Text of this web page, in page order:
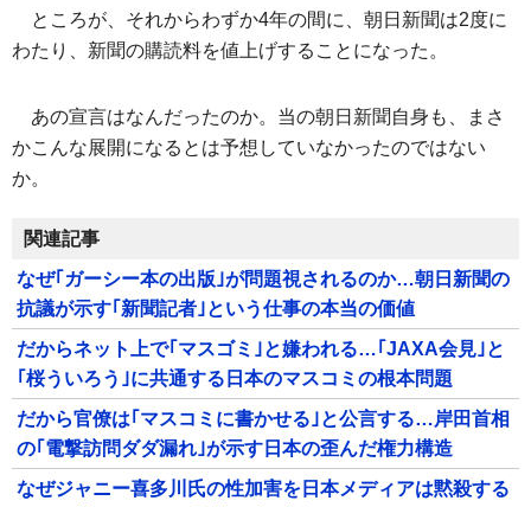
ところが、それからわずか4年の間に、朝日新聞は2度に
わたり、新聞の購読料を値上げすることになった。
あの宣言はなんだったのか。当の朝日新聞自身も、まさ
かこんな展開になるとは予想していなかったのではない
か。
関連記事
なぜ｢ガーシー本の出版｣が問題視されるのか…朝日新聞の
抗議が示す｢新聞記者｣という仕事の本当の価値
だからネット上で｢マスゴミ｣と嫌われる…｢JAXA会見｣と
｢桜ういろう｣に共通する日本のマスコミの根本問題
だから官僚は｢マスコミに書かせる｣と公言する…岸田首相
の｢電撃訪問ダダ漏れ｣が示す日本の歪んだ権力構造
なぜジャニー喜多川氏の性加害を日本メディアは黙殺する